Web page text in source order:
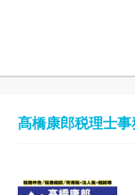
髙橋康郎税理士事